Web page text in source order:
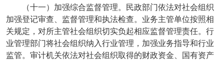
（十一）加强综合监督管理。民政部门依法对社会组织
加强登记审查、监督管理和执法检查。业务主管单位按照相
关规定，对所主管社会组织切实负起相应监督管理责任。行
业管理部门将社会组织纳入行业管理，加强业务指导和行业
监管。审计机关依法对社会组织取得的财政资金、国有资产